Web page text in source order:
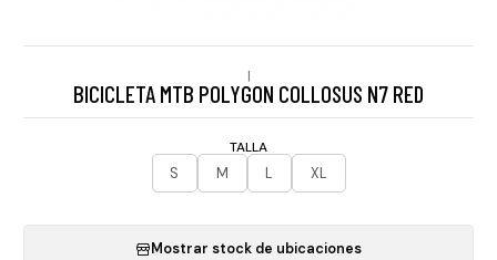
|
BICICLETA MTB POLYGON COLLOSUS N7 RED
TALLA
S
M L XL
Mostrar stock de ubicaciones